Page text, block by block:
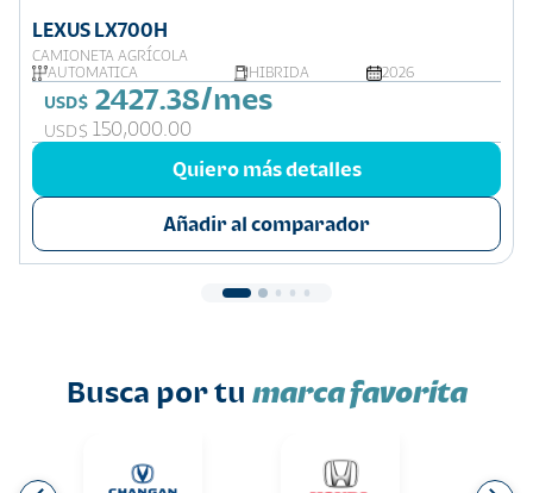
LEXUS LX700H
CAMIONETA AGRÍCOLA
AUTOMATICA
HIBRIDA 2026
USD$ 2427.38/mes
USD$ 150,000.00
Quiero más detalles
Añadir al comparador
Busca por tu marca favorita